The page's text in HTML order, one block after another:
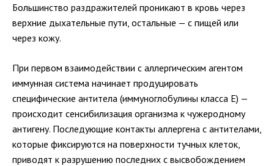
Большинство раздражителей проникают в кровь через
верхние дыхательные пути, остальные — с пищей или
через кожу.
При первом взаимодействии с аллергическим агентом
иммунная система начинает продуцировать
специфические антитела (иммуноглобулины класса Е) —
происходит сенсибилизация организма к чужеродному
антигену. Последующие контакты аллергена с антителами,
которые фиксируются на поверхности тучных клеток,
приводят к разрушению последних с высвобождением